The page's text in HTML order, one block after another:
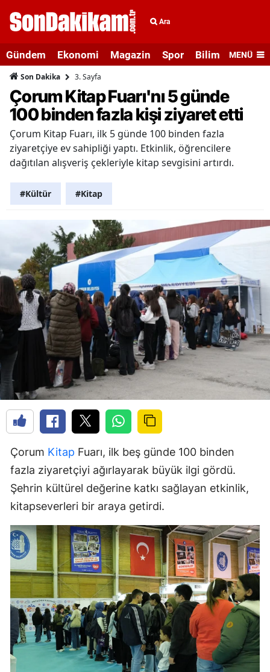
Ara
Gündem Ekonomi Magazin Spor Bilim veMENÜ
Son Dakika 3. Sayfa
Çorum Kitap Fuarı'nı 5 günde
100 binden fazla kişi ziyaret etti
Çorum Kitap Fuarı, ilk 5 günde 100 binden fazla
ziyaretçiye ev sahipliği yaptı. Etkinlik, öğrencilere
dağıtılan alışveriş çekleriyle kitap sevgisini artırdı.
#Kültür #Kitap
Çorum Kitap Fuarı, ilk beş günde 100 binden
fazla ziyaretçiyi ağırlayarak büyük ilgi gördü.
Şehrin kültürel değerine katkı sağlayan etkinlik,
kitapseverleri bir araya getirdi.